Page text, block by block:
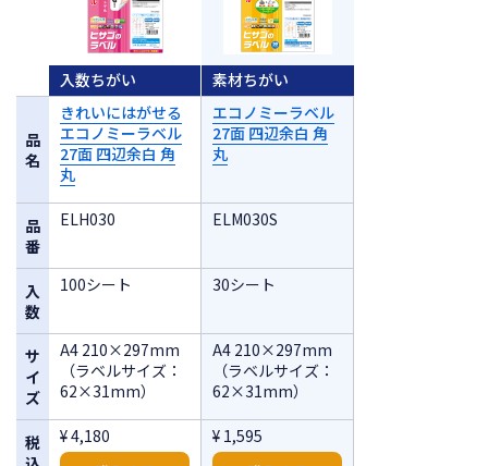
品
名
品
番
入
数
サ
イ
ズ
税
入数ちがい
きれいにはがせる
エコノミーラベル
27面 四辺余白 角
丸
ELH030
100シート
A4 210×297mm
（ラベルサイズ：
62×31mm）
¥ 4,180
素材ちがい
エコノミーラベル
27面 四辺余白 角
丸
ELM030S
30シート
A4 210×297mm
（ラベルサイズ：
62×31mm）
¥ 1,595